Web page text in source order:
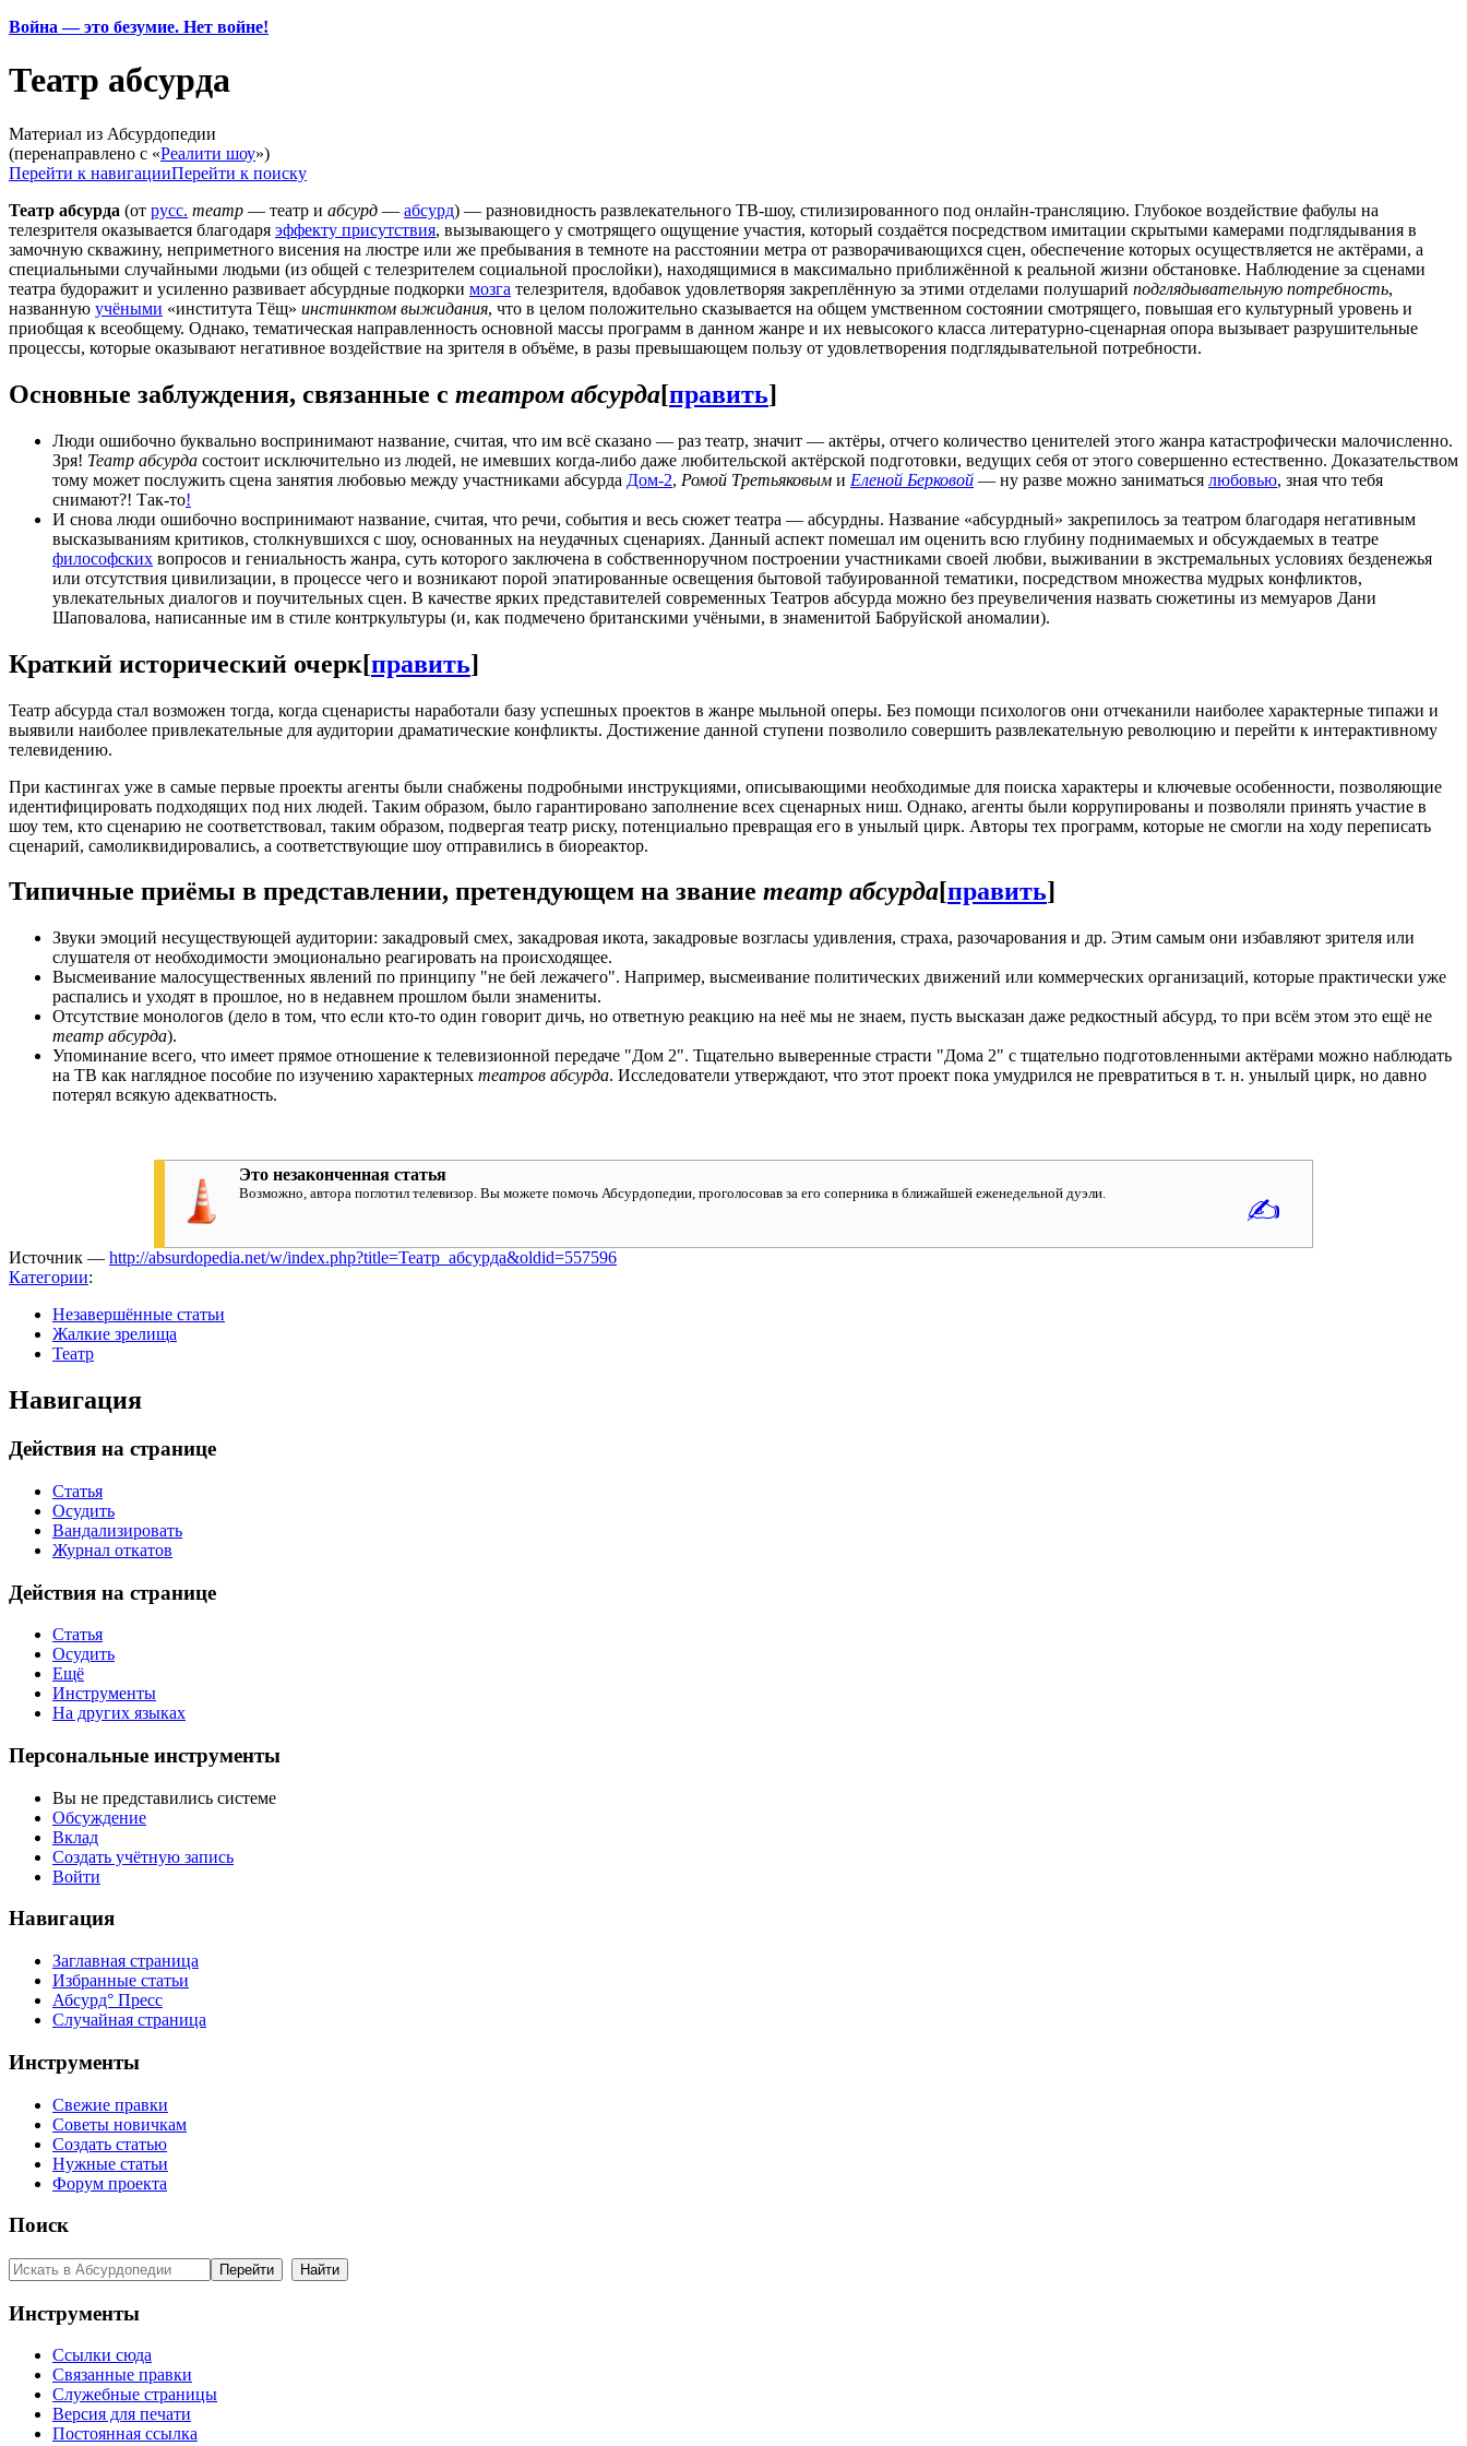
Война — это безумие. Нет войне!
Театр абсурда
Материал из Абсурдопедии
(перенаправлено с «Реалити шоу»)
Перейти к навигацииПерейти к поиску
Театр абсурда (от русс. театр — театр и абсурд — абсурд) — разновидность развлекательного ТВ-шоу, стилизированного под онлайн-трансляцию. Глубокое воздействие фабулы на
телезрителя оказывается благодаря эффекту присутствия, вызывающего у смотрящего ощущение участия, который создаётся посредством имитации скрытыми камерами подглядывания в
замочную скважину, неприметного висения на люстре или же пребывания в темноте на расстоянии метра от разворачивающихся сцен, обеспечение которых осуществляется не актёрами, а
специальными случайными людьми (из общей с телезрителем социальной прослойки), находящимися в максимально приближённой к реальной жизни обстановке. Наблюдение за сценами
театра будоражит и усиленно развивает абсурдные подкорки мозга телезрителя, вдобавок удовлетворяя закреплённую за этими отделами полушарий подглядывательную потребность,
названную учёными «института Тёщ» инстинктом выжидания, что в целом положительно сказывается на общем умственном состоянии смотрящего, повышая его культурный уровень и
приобщая к всеобщему. Однако, тематическая направленность основной массы программ в данном жанре и их невысокого класса литературно-сценарная опора вызывает разрушительные
процессы, которые оказывают негативное воздействие на зрителя в объёме, в разы превышающем пользу от удовлетворения подглядывательной потребности.
Основные заблуждения, связанные с театром абсурда[править]
Люди ошибочно буквально воспринимают название, считая, что им всё сказано — раз театр, значит — актёры, отчего количество ценителей этого жанра катастрофически малочисленно.
Зря! Театр абсурда состоит исключительно из людей, не имевших когда-либо даже любительской актёрской подготовки, ведущих себя от этого совершенно естественно. Доказательством
тому может послужить сцена занятия любовью между участниками абсурда Дом-2, Ромой Третьяковым и Еленой Берковой — ну разве можно заниматься любовью, зная что тебя
снимают?! Так-то!
И снова люди ошибочно воспринимают название, считая, что речи, события и весь сюжет театра — абсурдны. Название «абсурдный» закрепилось за театром благодаря негативным
высказываниям критиков, столкнувшихся с шоу, основанных на неудачных сценариях. Данный аспект помешал им оценить всю глубину поднимаемых и обсуждаемых в театре
философских вопросов и гениальность жанра, суть которого заключена в собственноручном построении участниками своей любви, выживании в экстремальных условиях безденежья
или отсутствия цивилизации, в процессе чего и возникают порой эпатированные освещения бытовой табуированной тематики, посредством множества мудрых конфликтов,
увлекательных диалогов и поучительных сцен. В качестве ярких представителей современных Театров абсурда можно без преувеличения назвать сюжетины из мемуаров Дани
Шаповалова, написанные им в стиле контркультуры (и, как подмечено британскими учёными, в знаменитой Бабруйской аномалии).
Краткий исторический очерк[править]
Театр абсурда стал возможен тогда, когда сценаристы наработали базу успешных проектов в жанре мыльной оперы. Без помощи психологов они отчеканили наиболее характерные типажи и
выявили наиболее привлекательные для аудитории драматические конфликты. Достижение данной ступени позволило совершить развлекательную революцию и перейти к интерактивному
телевидению.
При кастингах уже в самые первые проекты агенты были снабжены подробными инструкциями, описывающими необходимые для поиска характеры и ключевые особенности, позволяющие
идентифицировать подходящих под них людей. Таким образом, было гарантировано заполнение всех сценарных ниш. Однако, агенты были коррупированы и позволяли принять участие в
шоу тем, кто сценарию не соответствовал, таким образом, подвергая театр риску, потенциально превращая его в унылый цирк. Авторы тех программ, которые не смогли на ходу переписать
сценарий, самоликвидировались, а соответствующие шоу отправились в биореактор.
Типичные приёмы в представлении, претендующем на звание театр абсурда[править]
Звуки эмоций несуществующей аудитории: закадровый смех, закадровая икота, закадровые возгласы удивления, страха, разочарования и др. Этим самым они избавляют зрителя или
слушателя от необходимости эмоционально реагировать на происходящее.
Высмеивание малосущественных явлений по принципу "не бей лежачего". Например, высмеивание политических движений или коммерческих организаций, которые практически уже
распались и уходят в прошлое, но в недавнем прошлом были знамениты.
Отсутствие монологов (дело в том, что если кто-то один говорит дичь, но ответную реакцию на неё мы не знаем, пусть высказан даже редкостный абсурд, то при всём этом это ещё не
театр абсурда).
Упоминание всего, что имеет прямое отношение к телевизионной передаче "Дом 2". Тщательно выверенные страсти "Дома 2" с тщательно подготовленными актёрами можно наблюдать
на ТВ как наглядное пособие по изучению характерных театров абсурда. Исследователи утверждают, что этот проект пока умудрился не превратиться в т. н. унылый цирк, но давно
потерял всякую адекватность.
Это незаконченная статья
Возможно, автора поглотил телевизор. Вы можете помочь Абсурдопедии, проголосовав за его соперника в ближайшей еженедельной дуэли.
✍
Источник — http://absurdopedia.net/w/index.php?title=Театр_абсурда&oldid=557596
Категории:
Незавершённые статьи
Жалкие зрелища
Театр
Навигация
Действия на странице
Статья
Осудить
Вандализировать
Журнал откатов
Действия на странице
Статья
Осудить
Ещё
Инструменты
На других языках
Персональные инструменты
Вы не представились системе
Обсуждение
Вклад
Создать учётную запись
Войти
Навигация
Заглавная страница
Избранные статьи
Абсурд° Пресс
Случайная страница
Инструменты
Свежие правки
Советы новичкам
Создать статью
Нужные статьи
Форум проекта
Поиск
Инструменты
Ссылки сюда
Связанные правки
Служебные страницы
Версия для печати
Постоянная ссылка